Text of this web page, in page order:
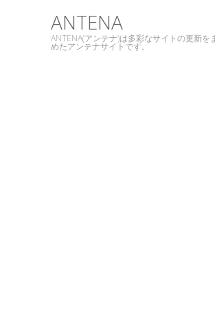
ANTENA
ANTENA(アンテナ)は多彩なサイトの更新を
めたアンテナサイトです。